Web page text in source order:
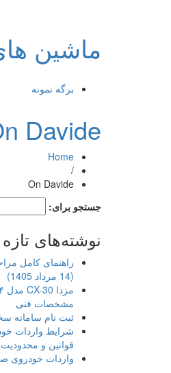
ماشین
برگه نمونه
Davide
Home
/
On Davide
جستجو برای:
نوشته‌های تازه
راهنمای کامل
(14 مرداد 1405)
مشخصات فنی
ثبت نام سامانه
شرایط واردات
قوانین و محدودیت
واردات خودروی